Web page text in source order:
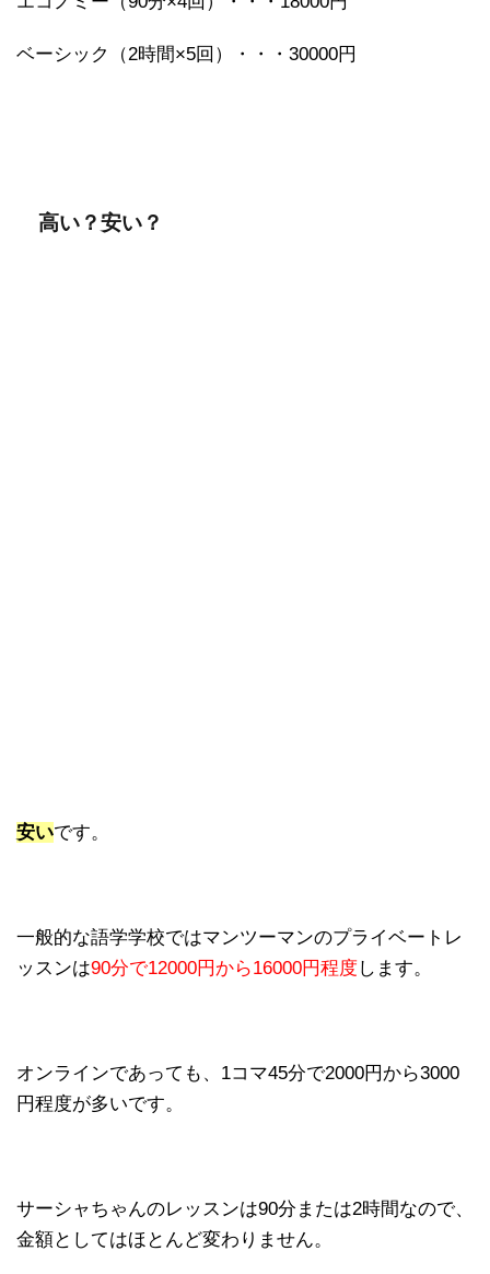
ベーシック（2時間×5回）・・・30000円
高い？安い？
安いです。
一般的な語学学校ではマンツーマンのプライベートレ
ッスンは90分で12000円から16000円程度します。
オンラインであっても、1コマ45分で2000円から3000
円程度が多いです。
サーシャちゃんのレッスンは90分または2時間なので、
金額としてはほとんど変わりません。